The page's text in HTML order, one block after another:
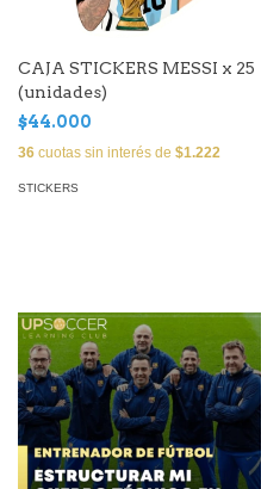
CAJA STICKERS MESSI x 25
(unidades)
$44.000
36 cuotas sin interés de $1.222
STICKERS